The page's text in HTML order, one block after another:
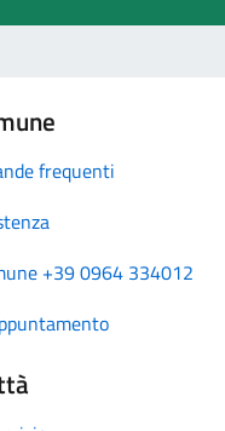
frequenti
+39 0964 334012